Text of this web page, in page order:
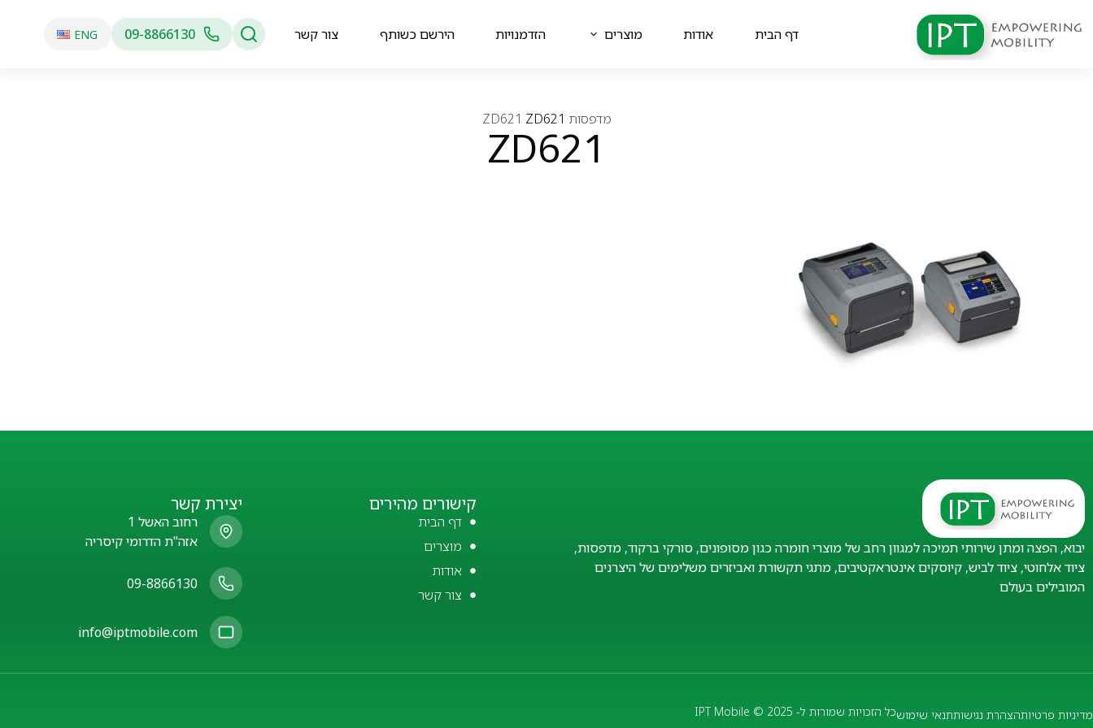
דף הבית אודות מוצרים הזדמנויות הירשם כשותף צור קשר 09-8866130
ENG
מדפסות ZD621 ZD621
ZD621
יבוא, הפצה ומתן שירותי תמיכה למגוון רחב של מוצרי חומרה כגון מסופונים, סורקי ברקוד, מדפסות,
ציוד אלחוטי, ציוד לביש, קיוסקים אינטראקטיבים, מתגי תקשורת ואביזרים משלימים של היצרנים
המובילים בעולם
קישורים מהירים
דף הבית
מוצרים
אודות
צור קשר
יצירת קשר
רחוב האשל 1
אזה"ת הדרומי קיסריה
09-8866130
info@iptmobile.com
מדיניות פרטיותהצהרת נגישותתנאי שימושכל הזכויות שמורות ל- IPT Mobile © 2025